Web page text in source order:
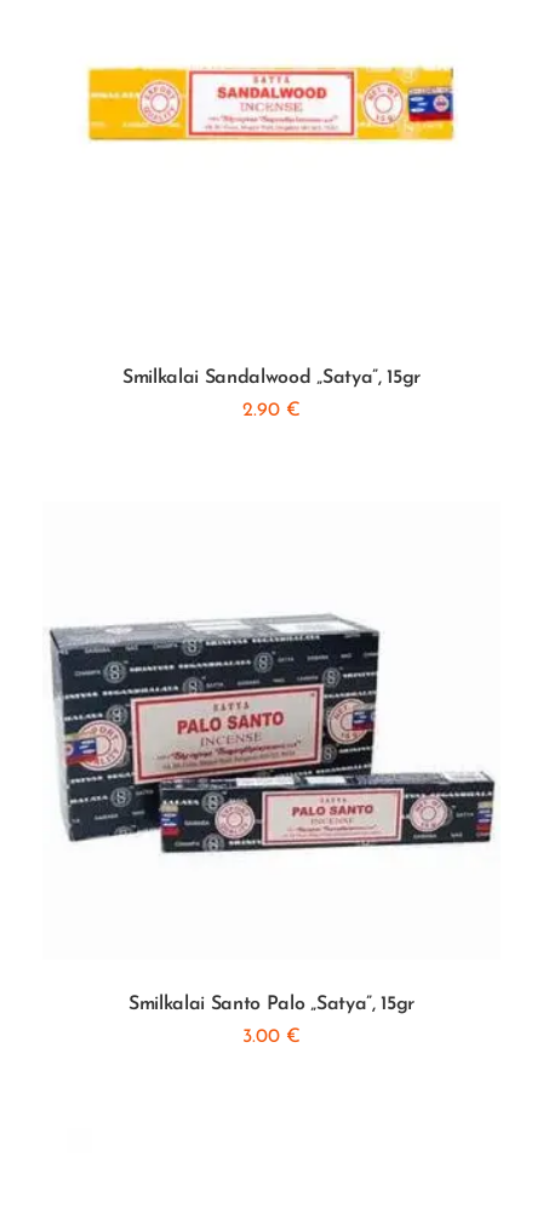
Smilkalai Sandalwood „Satya”, 15gr
2.90 €
Smilkalai Santo Palo „Satya”, 15gr
3.00 €